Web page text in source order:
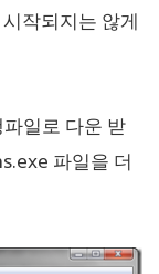
작되지는 않게
일로 다운 받
파일을 더